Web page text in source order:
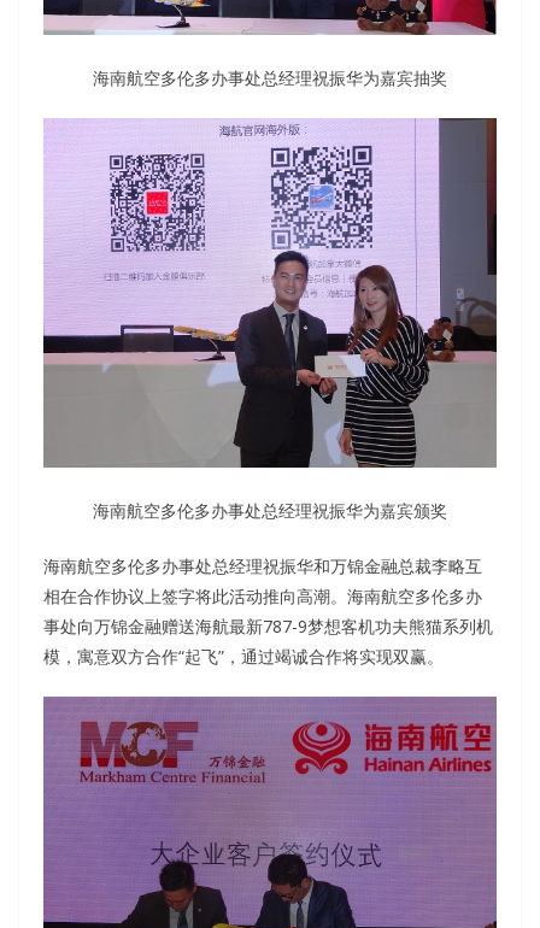
海南航空多伦多办事处总经理祝振华为嘉宾抽奖
海南航空多伦多办事处总经理祝振华为嘉宾颁奖
海南航空多伦多办事处总经理祝振华和万锦金融总裁李略互
相在合作协议上签字将此活动推向高潮。海南航空多伦多办
事处向万锦金融赠送海航最新787-9梦想客机功夫熊猫系列机
模，寓意双方合作“起飞”，通过竭诚合作将实现双赢。